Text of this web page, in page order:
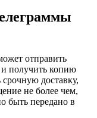
отправить
получить копию
доставку,
не более чем,
быть передано в